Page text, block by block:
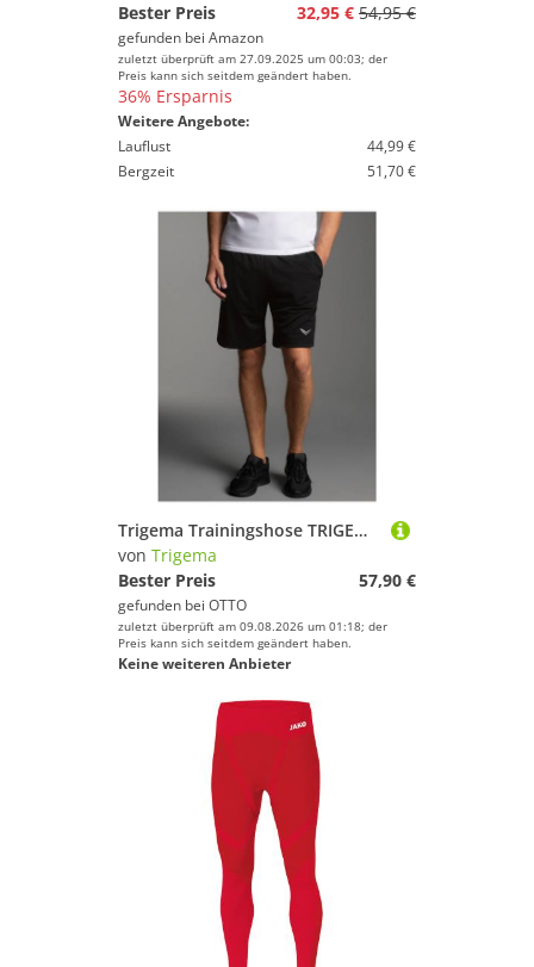
Bester Preis
32,95 € 54,95 €
gefunden bei Amazon
zuletzt überprüft am 27.09.2025 um 00:03; der
Preis kann sich seitdem geändert haben.
36% Ersparnis
Weitere Angebote:
Lauflust
44,99 €
Bergzeit
51,70 €
Trigema Trainingshose TRIGEMA Sporthose/Bermuda (1-tlg)
von Trigema
Bester Preis
57,90 €
gefunden bei OTTO
zuletzt überprüft am 09.08.2026 um 01:18; der
Preis kann sich seitdem geändert haben.
Keine weiteren Anbieter